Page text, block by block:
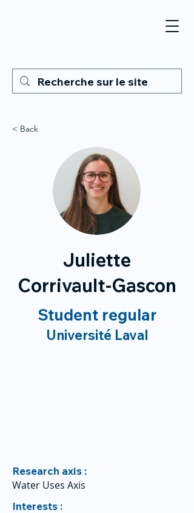
< Back
Juliette
Corrivault-Gascon
Student regular
Université Laval
Research axis :
Water Uses Axis
Interests :